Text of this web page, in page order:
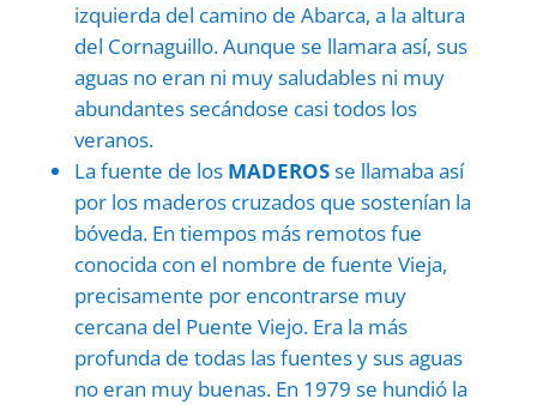
izquierda del camino de Abarca, a la altura
del Cornaguillo. Aunque se llamara así, sus
aguas no eran ni muy saludables ni muy
abundantes secándose casi todos los
veranos.
La fuente de los MADEROSse llamaba así
por los maderos cruzados que sostenían la
bóveda. En tiempos más remotos fue
conocida con el nombre de fuente Vieja,
precisamente por encontrarse muy
cercana del Puente Viejo. Era la más
profunda de todas las fuentes y sus aguas
no eran muy buenas. En 1979 se hundió la